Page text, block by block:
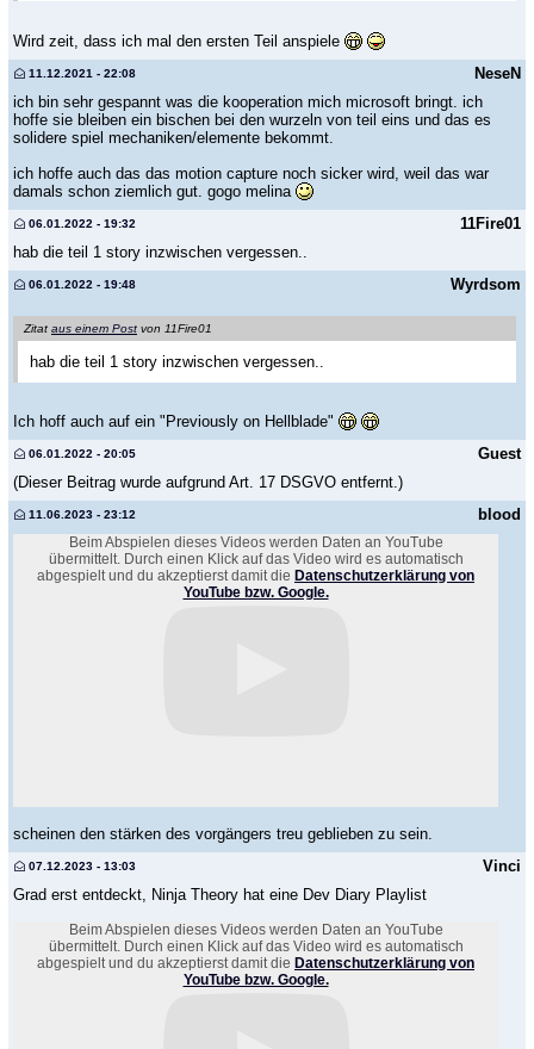
Wird zeit, dass ich mal den ersten Teil anspiele
NeseN
11.12.2021 - 22:08
ich bin sehr gespannt was die kooperation mich microsoft bringt. ich
hoffe sie bleiben ein bischen bei den wurzeln von teil eins und das es
solidere spiel mechaniken/elemente bekommt.
ich hoffe auch das das motion capture noch sicker wird, weil das war
damals schon ziemlich gut. gogo melina
11Fire01
06.01.2022 - 19:32
hab die teil 1 story inzwischen vergessen..
Wyrdsom
06.01.2022 - 19:48
Zitat aus einem Post von 11Fire01
hab die teil 1 story inzwischen vergessen..
Ich hoff auch auf ein "Previously on Hellblade"
Guest
06.01.2022 - 20:05
(Dieser Beitrag wurde aufgrund Art. 17 DSGVO entfernt.)
blood
11.06.2023 - 23:12
Beim Abspielen dieses Videos werden Daten an YouTube
übermittelt. Durch einen Klick auf das Video wird es automatisch
abgespielt und du akzeptierst damit die Datenschutzerklärung von
YouTube bzw. Google.
scheinen den stärken des vorgängers treu geblieben zu sein.
Vinci
07.12.2023 - 13:03
Grad erst entdeckt, Ninja Theory hat eine Dev Diary Playlist
Beim Abspielen dieses Videos werden Daten an YouTube
übermittelt. Durch einen Klick auf das Video wird es automatisch
abgespielt und du akzeptierst damit die Datenschutzerklärung von
YouTube bzw. Google.